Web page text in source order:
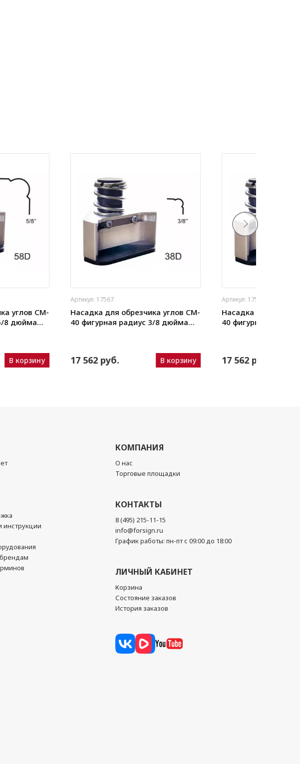
обрезчика углов CM-
радиус 3/8 дюйма
руб. В корзину
Насадка для обрезчика углов CM-
40 фигурная радиус 1/4 дюйма
17 562 руб. В корзину
инструкции
КОМПАНИЯ
О нас
Торговые площадки
КОНТАКТЫ
8 (495) 215-11-15
info@forsign.ru
График работы: пн-пт с 09:00 до 18:00
ЛИЧНЫЙ КАБИНЕТ
Корзина
Состояние заказов
История заказов